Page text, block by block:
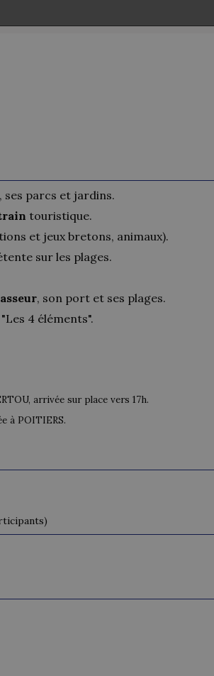
ses parcs et jardins.
touristique.
et jeux bretons, animaux).
sur les plages.
, son port et ses plages.
"Les 4 éléments".
arrivée sur place vers 17h.
à POITIERS.